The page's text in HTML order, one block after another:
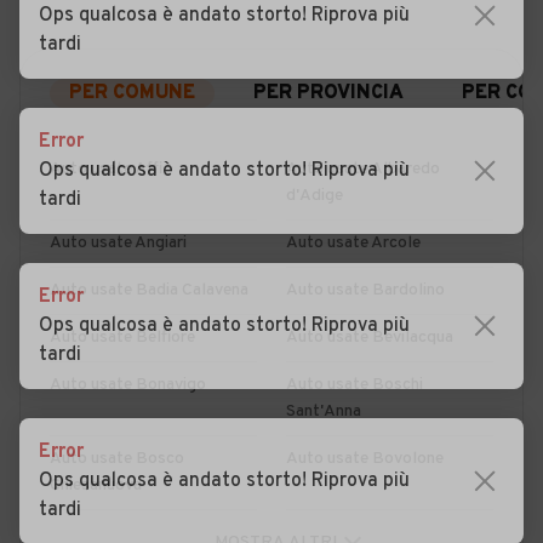
PER COMUNE PER PROVINCIA PER
Auto usate Affi
Auto usate Albaredo
Auto usate Angiari Auto usate Arcole
Auto usate Badia Calavena
Auto usate Belfiore Auto usate Bevilacqua
Auto usate Bonavigo
Auto usate Boschi
Sant'Anna
Auto usate Bosco
Chiesanuova
Ops qualcosa è andato storto! Riprova più
tardi
Error
Ops qualcosa è andato storto! Riprova più
tardi
Error
Ops qualcosa è andato storto! Riprova più
tardi
Error
Ops qualcosa è andato storto! Riprova più
tardi